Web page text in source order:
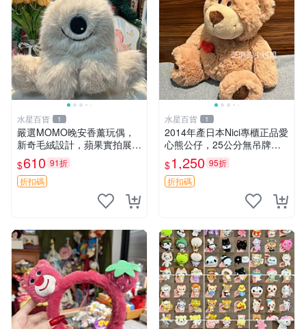
水星百貨 1
嚴選MOMO晚安香薰玩偶，
新奇毛絨設計，蘋果實拍展
示，成色極佳 晚安香薰 馮娃
娃 毛絨玩偶
$610 91折
折扣碼
水星百貨 1
2014年產日本Nici專櫃正品愛
心熊公仔，25公分無吊牌全
新 愛心熊 公仔 熊抱玩偶
$1,250 95折
折扣碼